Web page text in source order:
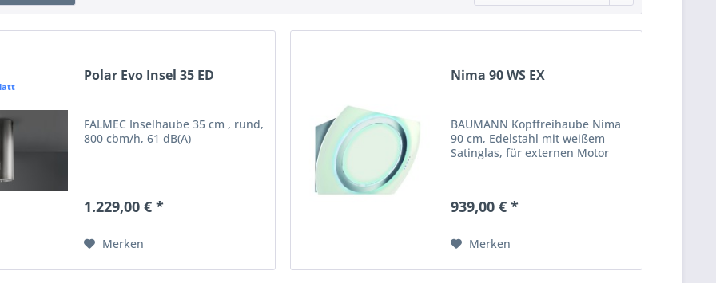
Polar Evo Insel 35 ED
FALMEC Inselhaube 35 cm , rund,
800 cbm/h, 61 dB(A)
1.229,00 € *
Merken
Nima 90 WS EX
BAUMANN Kopffreihaube Nima
90 cm, Edelstahl mit weißem
Satinglas, für externen Motor
939,00 € *
Merken